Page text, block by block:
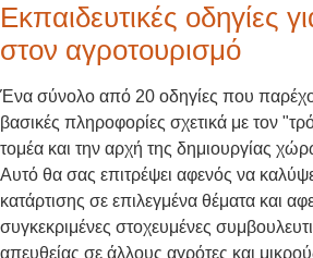
Εκπαιδευτικές οδηγίες
στον αγροτουρισμό
Ένα σύνολο από 20 οδηγίες που
βασικές πληροφορίες σχετικά με τον
τομέα και την αρχή της δημιουργίας
Αυτό θα σας επιτρέψει αφενός να
κατάρτισης σε επιλεγμένα θέματα και
συγκεκριμένες στοχευμένες
απευθείας σε άλλους αγρότες και